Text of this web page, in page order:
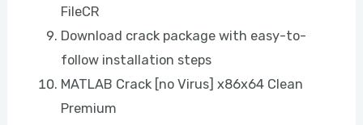
FileCR
Download crack package with easy-to-
follow installation steps
MATLAB Crack [no Virus] x86x64 Clean
Premium